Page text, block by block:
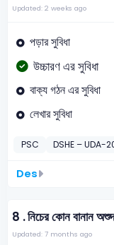
Updated: 2 weeks ago
পড়ার সুবিধা
উচ্চারণ এর সুবিধা
বাক্য গঠন এর সুবিধা
লেখার সুবিধা
PSC DSHE – UDA-
Des
8 .নিচের কোন বানান
Updated: 7 months ago